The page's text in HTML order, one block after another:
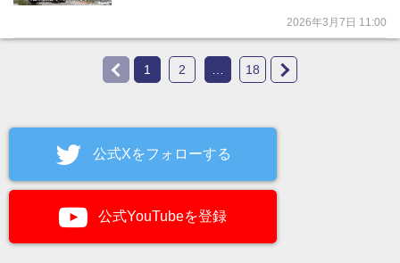
2026年3月7日 11:00
1 2 … 18
公式Xをフォローする
公式YouTubeを登録